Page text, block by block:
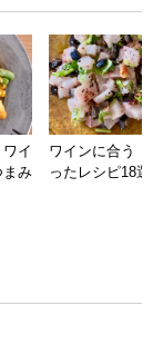
イ
まみ
ワインに合う
ったレシピ18